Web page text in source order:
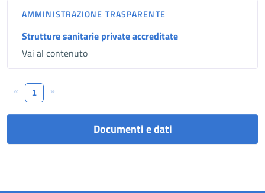
AMMINISTRAZIONE TRASPARENTE
Strutture sanitarie private accreditate
Vai al contenuto
« 1 »
Documenti e dati